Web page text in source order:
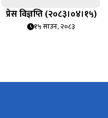
प्रेस विज्ञप्ति (२०८३।०४।१५)
१५ साउन, २०८३